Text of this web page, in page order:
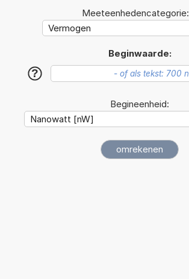
Meeteenhedencategorie:
Beginwaarde:
?
Begineenheid: